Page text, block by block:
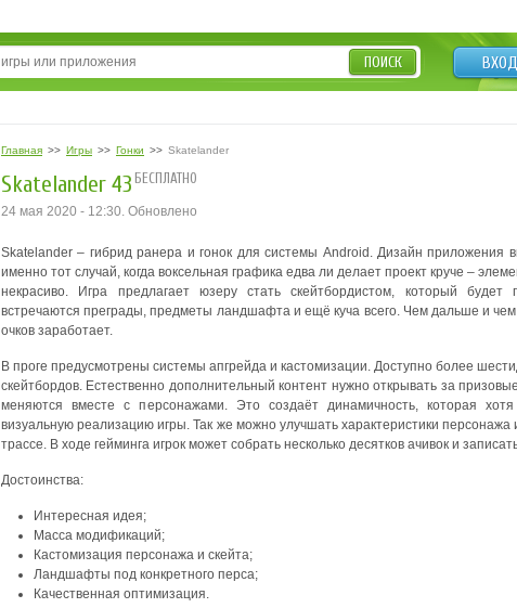
ВХОД
ПОИСК
Главная >> Игры >> Гонки >> Skatelander
Skatelander 43 БЕСПЛАТНО
24 мая 2020 - 12:30. Обновлено
Skatelander – гибрид ранера и гонок для системы Android. Дизайн приложения
именно тот случай, когда воксельная графика едва ли делает проект круче –
некрасиво.
Игра предлагает юзеру стать скейтбордистом, который
встречаются преграды, предметы ландшафта и ещё куча всего. Чем дальше и чем
очков заработает.
В проге предусмотрены системы апгрейда и кастомизации. Доступно более
скейтбордов. Естественно дополнительный контент нужно открывать за
меняются вместе с персонажами. Это создаёт динамичность, которая
визуальную реализацию игры.Так же можно улучшать характеристики
трассе. В ходе гейминга игрок может собрать несколько десятков ачивок и
Достоинства:
Интересная идея;
Масса модификаций;
Кастомизация персонажа и скейта;
Ландшафты под конкретного перса;
Качественная оптимизация.